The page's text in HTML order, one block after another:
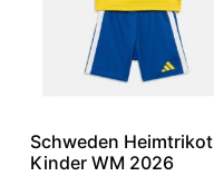
Schweden Heimtrikot
Kinder WM 2026